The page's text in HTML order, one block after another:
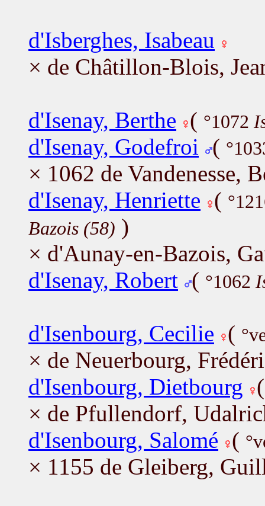
d'Isberghes, Isabeau
× de Châtillon-Blois,
d'Isenay, Berthe ( °1072
d'Isenay, Godefroi (
× 1062 de Vandenesse,
d'Isenay, Henriette (
Bazois (58) )
× d'Aunay-en-Bazois,
d'Isenay, Robert ( °1062
d'Isenbourg, Cecilie (
× de Neuerbourg,
d'Isenbourg, Dietbourg
× de Pfullendorf,
d'Isenbourg, Salomé (
× 1155 de Gleiberg,